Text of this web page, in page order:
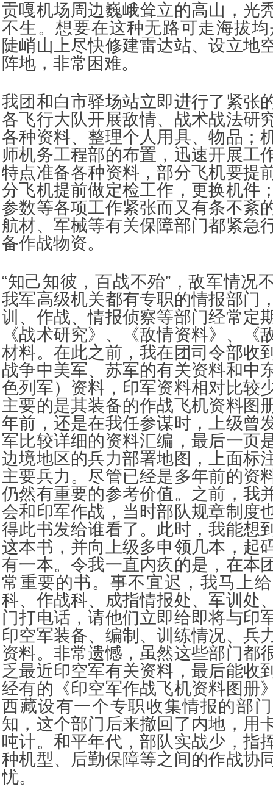
贡嘎机场周边巍峨耸立的高山，光
不生。想要在这种无路可走海拔
陡峭山上尽快修建雷达站、设立地
阵地，非常困难。
我团和白市驿场站立即进行了紧张
各飞行大队开展敌情、战术战法研
各种资料、整理个人用具、物品；
师机务工程部的布置，迅速开展工
特点准备各种资料，部分飞机要提
分飞机提前做定检工作，更换机件
参数等各项工作紧张而又有条不紊
航材、军械等有关保障部门都紧急
备作战物资。
“知己知彼，百战不殆”，敌军情况
我军高级机关都有专职的情报部门
训、作战、情报侦察等部门经常定
《战术研究》、《敌情资料》、《
材料。在此之前，我在团司令部收
战争中美军、苏军的有关资料和中
色列军）资料，印军资料相对比较
主要的是其装备的作战飞机资料图
年前，还是在我任参谋时，上级曾
军比较详细的资料汇编，最后一页
边境地区的兵力部署地图，上面标
主要兵力。尽管已经是多年前的资
仍然有重要的参考价值。之前，我
会和印军作战，当时部队规章制度
得此书发给谁看了。此时，我能想
这本书，并向上级多申领几本，起
有一本。令我一直内疚的是，在本
常重要的书。事不宜迟，我马上
科、作战科、成指情报处、军训处
门打电话，请他们立即给即将与印
印空军装备、编制、训练情况、兵
资料。非常遗憾，虽然这些部门都
乏最近印空军有关资料，最后能收
经有的《印空军作战飞机资料图册
西藏设有一个专职收集情报的部
知，这个部门后来撤回了内地，用
吨计。和平年代，部队实战少，指
种机型、后勤保障等之间的作战协
忧。